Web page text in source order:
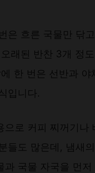
은 흐른 국물만 닦
래된 반찬 3개 정
한 번은 선반과 야
입니다.
으로 커피 찌꺼기나
들도 많은데, 냄새
과 국물 자국을 먼저